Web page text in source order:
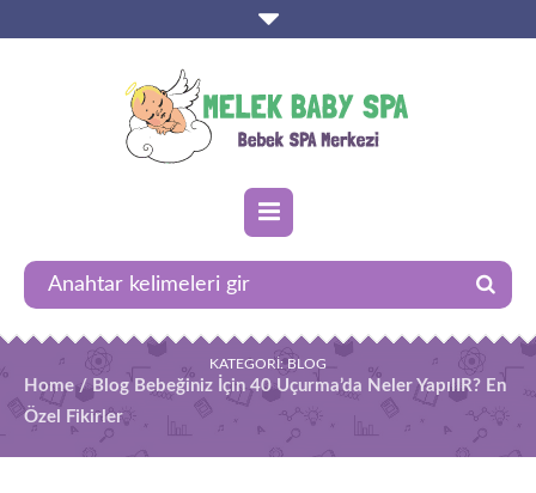
KATEGORI: BLOG
Home / Blog Bebeğiniz İçin 40 Uçurma’da Neler YapılIR? En
Özel Fikirler